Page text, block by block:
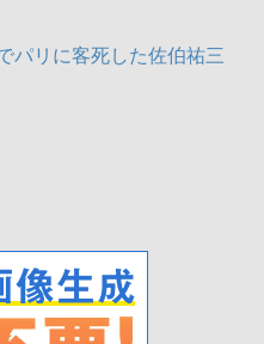
パリに客死した佐伯祐三